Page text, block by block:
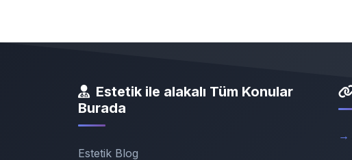
Estetik ile alakalı Tüm Konular
Burada
Estetik Blog